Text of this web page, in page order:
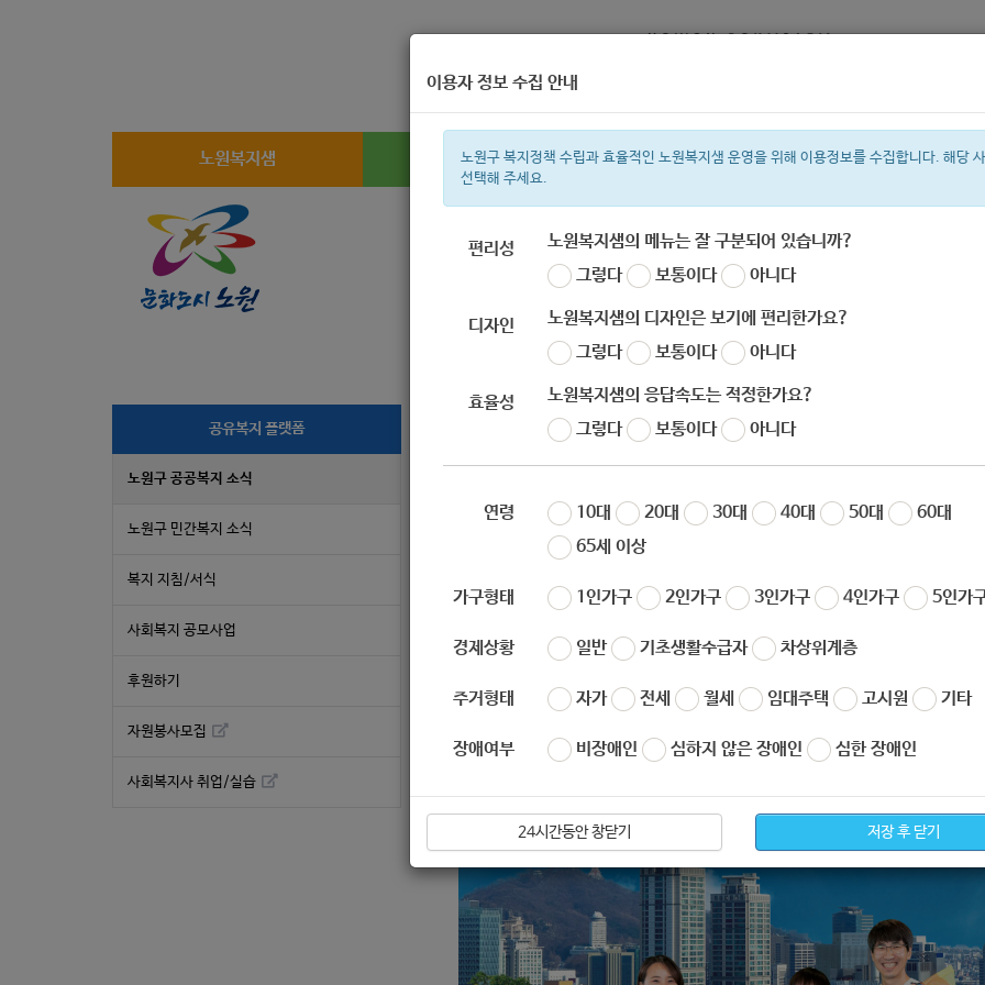
노원복지샘 복지정보 복지서비스 신청 복지
복지관 지원금 이용시설 ìº 성민복지관
이용자 정보 수집 안내
노원구 복지정책 수립과 효율적인 노원복지샘 운영을 위해 이용정보를 수집합니다. 해당
선택해 주세요.
편리성
노원복지샘의 메뉴는 잘 구분되어 있습니까?
그렇다
보통이다 아니다
디자인
노원복지샘의 디자인은 보기에 편리한가요?
그렇다
보통이다 아니다
효율성
노원복지샘의 응답속도는 적정한가요?
그렇다
보통이다 아니다
연령 10대 20대 30대 40대 50대
60대
65세 이상
가구형태 1인가구 2인가구 3인가구 4인가구 5인가
경제상황 일반 기초생활수급자 차상위계층
주거형태 자가 전세 월세 임대주택 고시원 기타
장애여부 비장애인 심하지 않은 장애인 심한 장애인
24시간동안 창닫기 저장 후 닫기
공유복지 플랫폼
노원구 공공복지 소식
노원구 민간복지 소식
복지 지침/서식
사회복지 공모사업
후원하기
자원봉사모집
사회복지사 취업/실습
[건강증진과] 2020 지역사회건강조사